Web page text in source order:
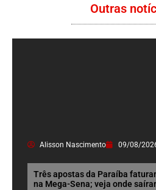
Outras
Alisson Nascimento 09/08/
Três apostas da Paraíba
na Mega-Sena; veja onde